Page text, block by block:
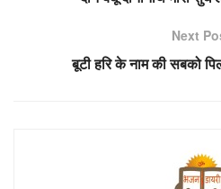
Next
बूटी हरि के नाम की सबको